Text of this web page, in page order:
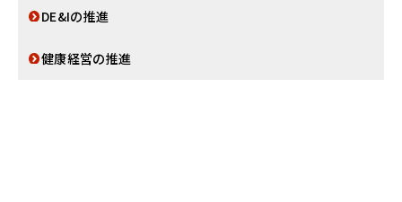
DE&Iの推進
健康経営の推進